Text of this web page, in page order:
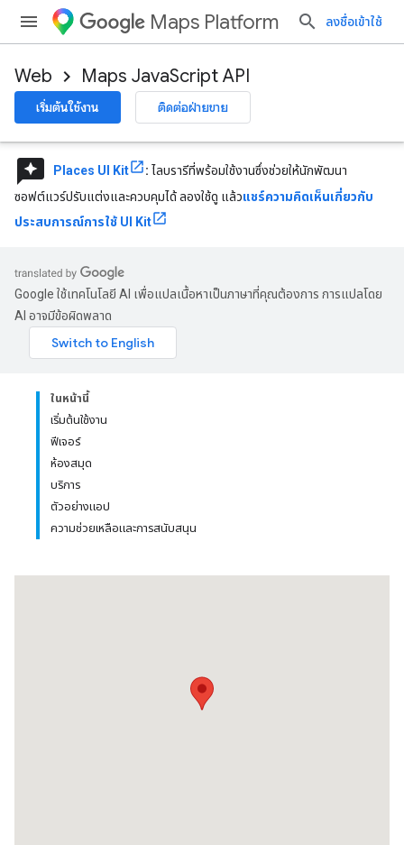
Maps Platform ลงชื่อเข้าใช้
Web Maps JavaScript API
เริ่มต้นใช้งาน ติดต่อฝ่ายขาย
reviews Places UI Kit : ไลบรารีที่พร้อมใช้งานซึ่งช่วยให้นักพัฒนา
ซอฟต์แวร์ปรับแต่งและควบคุมได้ ลองใช้ดู แล้วแชร์ความคิดเห็นเกี่ยวกับ
ประสบการณ์การใช้ UI Kit
Google ใช้เทคโนโลยี AI เพื่อแปลเนื้อหาเป็นภาษาที่คุณต้องการ การแปลโดย
AI อาจมีข้อผิดพลาด
ในหน้านี้
เริ่มต้นใช้งาน
ฟีเจอร์
ห้องสมุด
บริการ
ตัวอย่างแอป
ความช่วยเหลือและการสนับสนุน